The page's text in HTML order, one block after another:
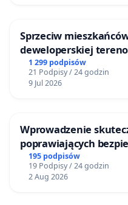
Sprzeciw
deweloperskiej
Bulwarów
1 299 podpisów
21 Podpisy / 24 godzin
9 Jul 2026
Wprowadzenie
poprawiających
Żeromskiego w
195 podpisów
19 Podpisy / 24 godzin
2 Aug 2026